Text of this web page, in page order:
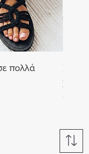
πολλά
Τιμή
15,00 €